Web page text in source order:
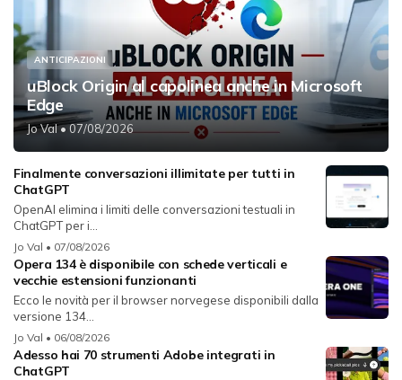
ANTICIPAZIONI
uBlock Origin al capolinea anche in Microsoft
Edge
Jo Val• 07/08/2026
Finalmente conversazioni illimitate per tutti in
ChatGPT
OpenAI elimina i limiti delle conversazioni testuali in
ChatGPT per i...
Jo Val • 07/08/2026
Opera 134 è disponibile con schede verticali e
vecchie estensioni funzionanti
Ecco le novità per il browser norvegese disponibili dalla
versione 134...
Jo Val • 06/08/2026
Adesso hai 70 strumenti Adobe integrati in
ChatGPT